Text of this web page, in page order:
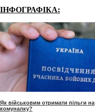
ІНФОГРАФІКА:
Як військовим отримати пільги на
комуналку?